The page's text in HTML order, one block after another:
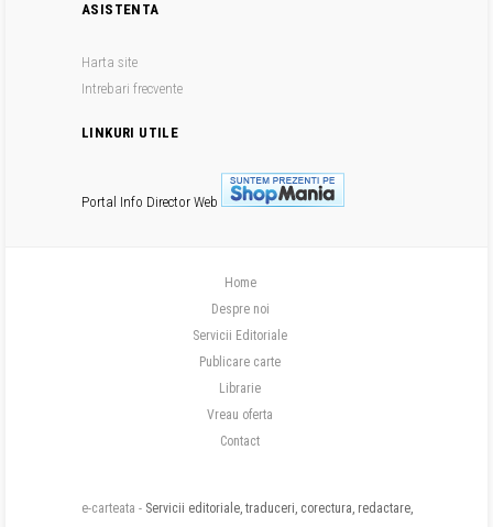
ASISTENTA
Harta site
Intrebari frecvente
LINKURI UTILE
Portal Info Director Web
Home
Despre noi
Servicii Editoriale
Publicare carte
Librarie
Vreau oferta
Contact
e-carteata - Servicii editoriale, traduceri, corectura, redactare,